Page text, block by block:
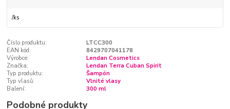
/ks
Číslo produktu:
LTCC300
EAN kód:
8429707041178
Výrobce:
Lendan Cosmetics
Značka:
Lendan Terra Cuban Spirit
Typ produktu:
Šampón
Typ vlasů:
Vlnité vlasy
Balení:
300 ml
Podobné produkty